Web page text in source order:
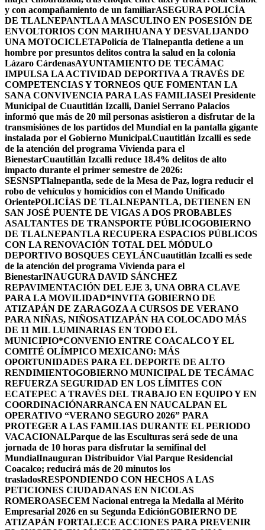
y con acompañamiento de un familiarASEGURA POLICÍA
DE TLALNEPANTLA A MASCULINO EN POSESIÓN DE
ENVOLTORIOS CON MARIHUANA Y DESVALIJANDO
UNA MOTOCICLETAPolicía de Tlalnepantla detiene a un
hombre por presuntos delitos contra la salud en la colonia
Lázaro CárdenasAYUNTAMIENTO DE TECÁMAC
IMPULSA LA ACTIVIDAD DEPORTIVA A TRAVÉS DE
COMPETENCIAS Y TORNEOS QUE FOMENTAN LA
SANA CONVIVENCIA PARA LAS FAMILIASEl Presidente
Municipal de Cuautitlán Izcalli, Daniel Serrano Palacios
informó que más de 20 mil personas asistieron a disfrutar de la
transmisiónes de los partidos del Mundial en la pantalla gigante
instalada por el Gobierno Municipal.Cuautitlán Izcalli es sede
de la atención del programa Vivienda para el
BienestarCuautitlán Izcalli reduce 18.4% delitos de alto
impacto durante el primer semestre de 2026:
SESNSPTlalnepantla, sede de la Mesa de Paz, logra reducir el
robo de vehículos y homicidios con el Mando Unificado
OrientePOLICÍAS DE TLALNEPANTLA, ​DETIENEN EN
SAN JOSÉ PUENTE DE VIGAS A DOS PROBABLES
ASALTANTES DE TRANSPORTE PÚBLICOGOBIERNO
DE TLALNEPANTLA RECUPERA ESPACIOS PÚBLICOS
CON LA RENOVACIÓN TOTAL DEL MÓDULO
DEPORTIVO BOSQUES CEYLÁNCuautitlán Izcalli es sede
de la atención del programa Vivienda para el
BienestarINAUGURA DAVID SÁNCHEZ
REPAVIMENTACIÓN DEL EJE 3, UNA OBRA CLAVE
PARA LA MOVILIDAD*INVITA GOBIERNO DE
ATIZAPÁN DE ZARAGOZA A CURSOS DE VERANO
PARA NIÑAS, NIÑOSATIZAPÁN HA COLOCADO MÁS
DE 11 MIL LUMINARIAS EN TODO EL
MUNICIPIO*CONVENIO ENTRE COACALCO Y EL
COMITÉ OLÍMPICO MEXICANO: MÁS
OPORTUNIDADES PARA EL DEPORTE DE ALTO
RENDIMIENTOGOBIERNO MUNICIPAL DE TECÁMAC
REFUERZA SEGURIDAD EN LOS LÍMITES CON
ECATEPEC A TRAVÉS DEL TRABAJO EN EQUIPO Y EN
COORDINACIÓNARRANCA EN NAUCALPAN EL
OPERATIVO “VERANO SEGURO 2026” PARA
PROTEGER A LAS FAMILIAS DURANTE EL PERIODO
VACACIONALParque de las Esculturas será sede de una
jornada de 10 horas para disfrutar la semifinal del
MundialInauguran Distribuidor Vial Parque Residencial
Coacalco; reducirá más de 20 minutos los
trasladosRESPONDIENDO CON HECHOS A LAS
PETICIONES CIUDADANAS EN NICOLAS
ROMEROASECEM Nacional entrega la Medalla al Mérito
Empresarial 2026 en su Segunda EdiciónGOBIERNO DE
ATIZAPÁN FORTALECE ACCIONES PARA PREVENIR